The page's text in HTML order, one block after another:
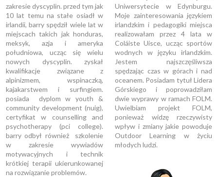
zakresie dyscyplin. przed tym jak
10 lat temu na stałe osiadł w
irlandii, barry spędził wiele lat w
miejscach takich jak honduras,
meksyk, azja i ameryka
południowa, ucząc się wielu
nowych dyscyplin. zyskał
kwalifikacje związane z
alpinizmem, wspinaczką,
kajakarstwem i surfingiem.
posiada dyplom w youth &
community development (nuig),
certyfikat w counselling and
psychotherapy (pci college).
barry odbył również szkolenie
w zakresie wywiadów
motywacyjnych i technik
krótkiej terapii ukierunkowanej
na rozwiązanie problemów.
Uniwersytecie w Edynburgu.
Moje zainteresowania językiem
irlandzkim i pedagogiki miejsca
realizowałam przez 4 lata w
Coláiste Uisce, ucząc sportów
wodnych w języku irlandzkim.
Jestem najszczęśliwsza
spędzając czas w górach i nad
oceanem. Posiadam tytuł Lidera
Górskiego i poprowadziłam
dwie wyprawy w ramach FOLM.
Uwielbiam projekt FOLM,
ponieważ widzę rzeczywisty
wpływ i zmiany jakie powoduje
Outdoor Learning w życiu
młodych ludzi.